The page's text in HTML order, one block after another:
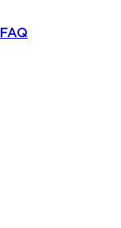
FAQ